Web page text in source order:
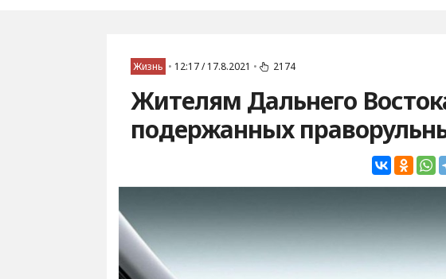
Жизнь • 12:17 / 17.8.2021 • 2174
Жителям Дальнего
подержанных